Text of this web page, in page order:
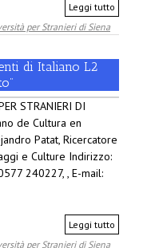
Leggi tutto
per Stranieri di Siena
di Italiano L2
STRANIERI DI
de Cultura en
Patat, Ricercatore
e Culture Indirizzo:
240227, , E-mail:
Leggi tutto
per Stranieri di Siena